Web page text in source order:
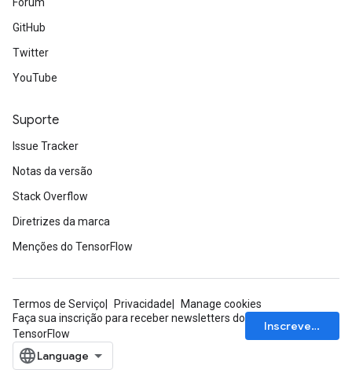
GitHub
Twitter
YouTube
Suporte
Issue Tracker
Notas da versão
Stack Overflow
Diretrizes da marca
Menções do TensorFlow
Termos de Serviço Privacidade
Manage cookies
Faça sua inscrição para receber newsletters do
TensorFlow
Inscrever-se